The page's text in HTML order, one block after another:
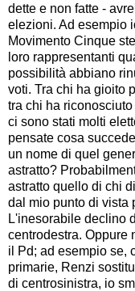
dette e non fatte -
elezioni. Ad esempio
Movimento Cinque
loro rappresentanti
possibilità abbiano
voti. Tra chi ha gioito
tra chi ha
ci sono stati molti
pensate cosa
un nome di quel
astratto?
astratto quello di chi
dal mio punto di vista
L'inesorabile declino
centrodestra. Oppure
il Pd; ad esempio se,
primarie, Renzi
di centrosinistra, io